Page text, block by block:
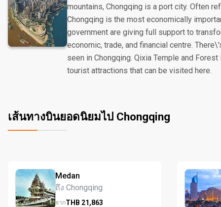
mountains, Chongqing is a port city. Often
Chongqing is the most economically
government are giving full support to
economic, trade, and financial centre.
seen in Chongqing. Qixia Temple and
tourist attractions that can be visited here.
เส้นทางบินยอดนิยมไป Chongqing
Medan
ถึง Chongqing
จากTHB 21,863